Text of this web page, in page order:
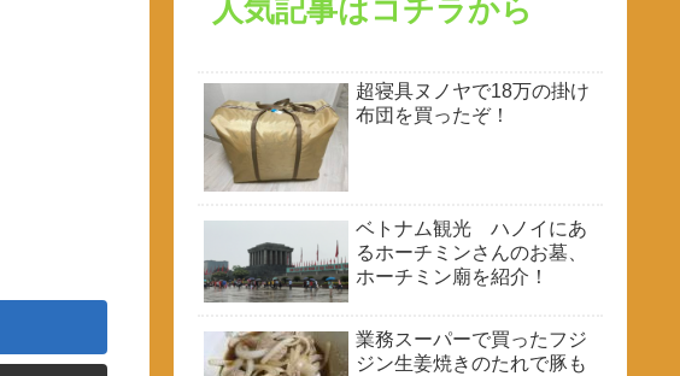
人気記事はコチラから
超寝具ヌノヤで18万の掛け
布団を買ったぞ！
ベトナム観光 ハノイにあ
るホーチミンさんのお墓、
ホーチミン廟を紹介！
業務スーパーで買ったフジ
ジン生姜焼きのたれで豚も